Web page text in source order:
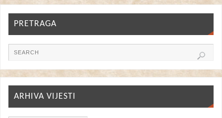
PRETRAGA
ARHIVA VIJESTI